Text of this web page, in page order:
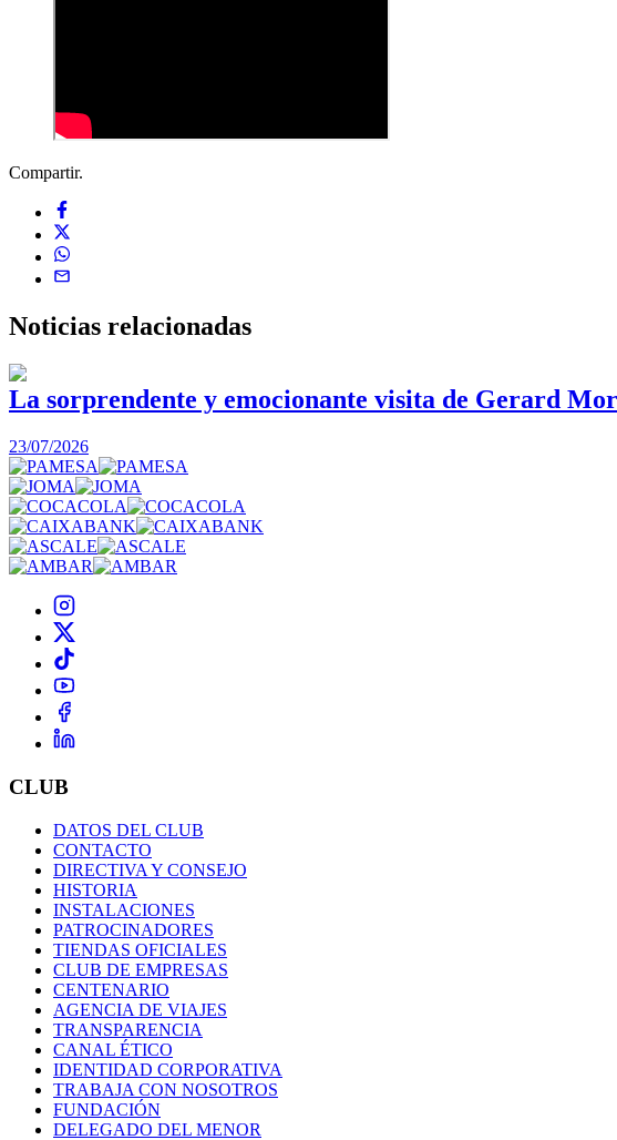
Compartir.
Noticias relacionadas
La sorprendente y emocionante visita de Gerard
23/07/2026
CLUB
DATOS DEL CLUB
CONTACTO
DIRECTIVA Y CONSEJO
HISTORIA
INSTALACIONES
PATROCINADORES
TIENDAS OFICIALES
CLUB DE EMPRESAS
CENTENARIO
AGENCIA DE VIAJES
TRANSPARENCIA
CANAL ÉTICO
IDENTIDAD CORPORATIVA
TRABAJA CON NOSOTROS
FUNDACIÓN
DELEGADO DEL MENOR